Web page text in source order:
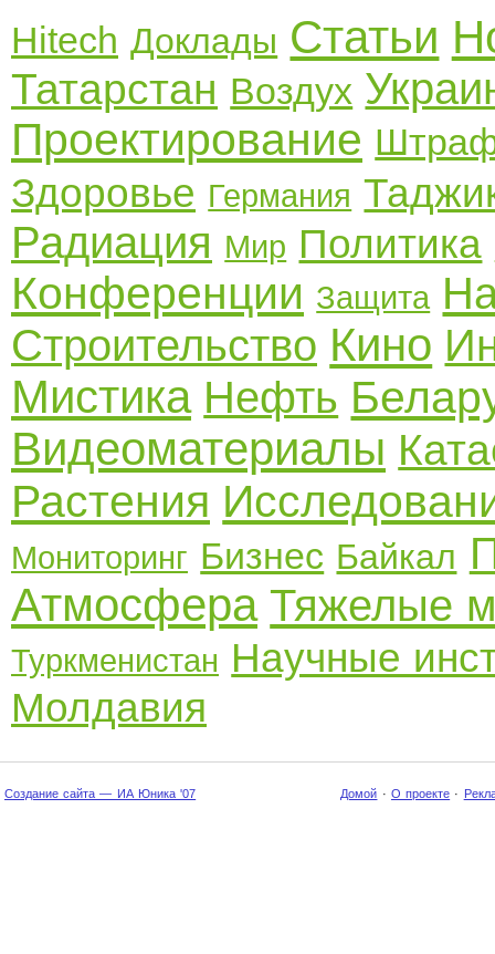
Hitech Доклады Статьи
Татарстан Воздух
Проектирование
Здоровье Германия
Радиация Мир Политика
Конференции Защита
Строительство Кино
Мистика Нефть
Видеоматериалы
Растения
Мониторинг Бизнес Байкал
Атмосфера Тяжелые
Туркменистан Научные
Молдавия
Создание сайта — ИА Юника '07 Домой · О проекте ·